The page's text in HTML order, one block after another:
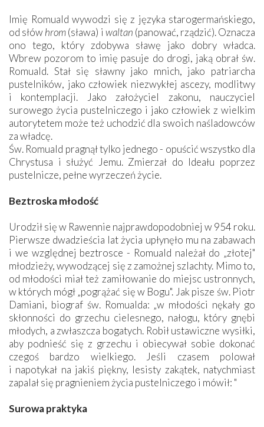
Imię Romuald wywodzi się z języka starogermańskiego,
od słówhrom(sława) i waltan (panować, rządzić). Oznacza
ono tego, który zdobywa sławę jako dobry władca.
Wbrew pozorom to imię pasuje do drogi, jaką obrał św.
Romuald. Stał się sławny jako mnich, jako patriarcha
pustelników, jako człowiek niezwykłej ascezy, modlitwy
i kontemplacji. Jako założyciel zakonu, nauczyciel
surowego życia pustelniczego i jako człowiek z wielkim
autorytetem może też uchodzić dla swoich naśladowców
za władcę.
Św. Romuald pragnął tylko jednego - opuścić wszystko dla
Chrystusa i służyć Jemu. Zmierzał do Ideału poprzez
pustelnicze, pełne wyrzeczeń życie.
Beztroska młodość
Urodził się w Rawennie najprawdopodobniej w 954 roku.
Pierwsze dwadzieścia lat życia upłynęło mu na zabawach
i we względnej beztrosce - Romuald należał do „złotej"
młodzieży, wywodzącej się z zamożnej szlachty. Mimo to,
od młodości miał też zamiłowanie do miejsc ustronnych,
w których mógł „pogrążać się w Bogu". Jak pisze św. Piotr
Damiani, biograf św. Romualda: „w młodości nękały go
skłonności do grzechu cielesnego, nałogu, który gnębi
młodych, a zwłaszcza bogatych. Robił ustawiczne wysiłki,
aby podnieść się z grzechu i obiecywał sobie dokonać
czegoś bardzo wielkiego. Jeśli czasem polował
i napotykał na jakiś piękny, lesisty zakątek, natychmiast
zapalał się pragnieniem życia pustelniczego i mówił: "
Surowa praktyka